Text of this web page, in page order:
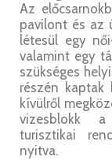
Az
pavilont és az
létesül egy
valamint egy
szükséges
részén kaptak
kívülről
vizesblokk a
turisztikai
nyitva.